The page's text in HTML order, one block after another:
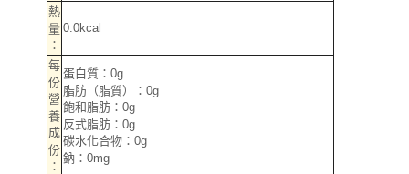
【注意事項】
１．透過由恩沛科技股份有限公司提供之「AFTEE先享後付」服務完成之交
易，需依本服務之必要範圍內提供個人資料，並將交易相關給付款項請求債
權轉讓予恩沛科技股份有限公司。
２．關於個人資料處理事宜，請瀏覽以下網址：
https://aftee.tw/terms/#terms3
３．未成年的使用者請事先徵得法定代理人或監護人之同意方可使用
「AFTEE先享後付」，若未經同意申辦者引起之損失，本公司不負相關責
４．使用「AFTEE先享後付」時，將依據個別帳號之用戶狀況，依本公司即
付款後門市自取
免運費
熱
量
：
0.0kcal
每
份
營
養
成
份
：
蛋白質：0g
脂肪（脂質）：0g
飽和脂肪：0g
反式脂肪：0g
碳水化合物：0g
鈉：0mg